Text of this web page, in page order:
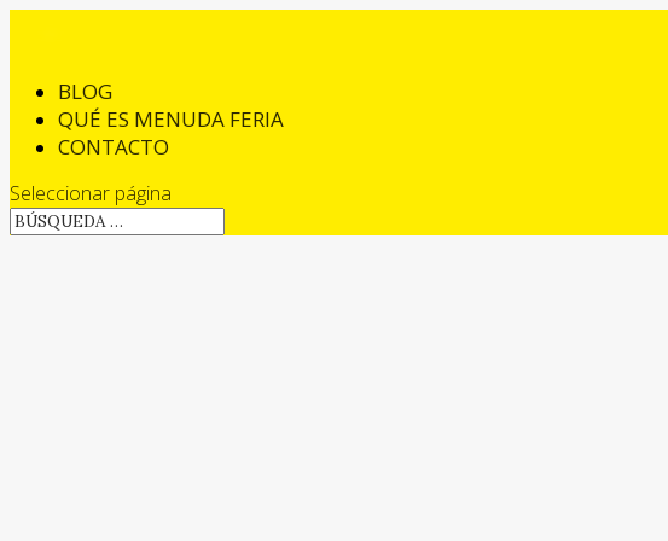
BLOG
QUÉ ES MENUDA FERIA
CONTACTO
Seleccionar página